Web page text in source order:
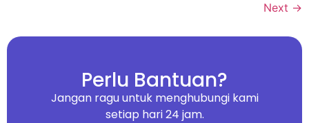
Next →
Perlu Bantuan?
Jangan ragu untuk menghubungi kami
setiap hari 24 jam.